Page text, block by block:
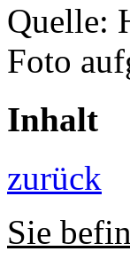
Quelle:
Foto
Inhalt
zurück
Sie